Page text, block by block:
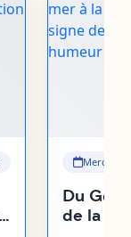
Mercredi
Du
de la